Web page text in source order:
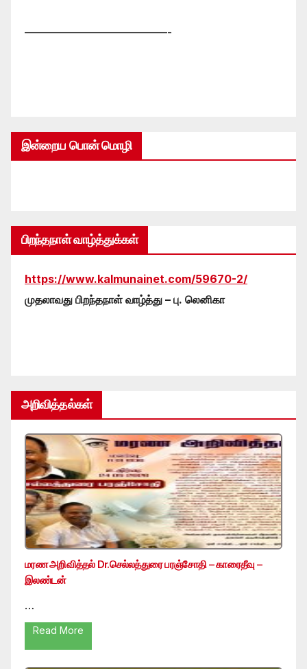
—————————————-
இன்றைய பொன் மொழி
பிறந்தநாள் வாழ்த்துக்கள்
https://www.kalmunainet.com/59670-2/
முதலாவது பிறந்தநாள் வாழ்த்து – பு. லெனிகா
அறிவித்தல்கள்
மரண அறிவித்தல் Dr.செல்லத்துரை பரஞ்சோதி – காரைதீவு –
இலண்டன்
…
Read More